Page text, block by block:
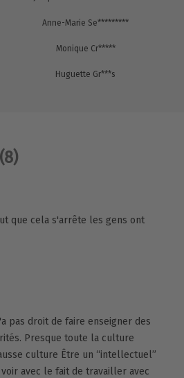
Anne-Marie Se*********
Monique Cr*****
Huguette Gr***s
(8)
que cela s'arrête les gens ont
pas droit de faire enseigner des
Presque toute la culture
culture Être un “intellectuel”
avec le fait de travailler avec